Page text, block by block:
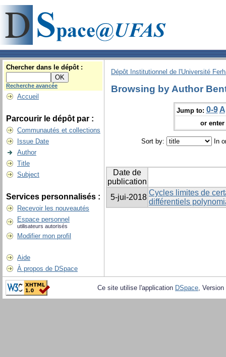
Chercher dans le dépôt :
Recherche avancée
Accueil
Parcourir le dépôt par :
Communautés et collections
Issue Date
Author
Title
Subject
Services personnalisés :
Recevoir les nouveautés
Espace personnel
utilisateurs autorisés
Modifier mon profil
Aide
À propos de DSpace
Dépôt Institutionnel de l'Université
Browsing by Author
Jump to: 0-9 A
or
Sort by: In
Date de
publication
5-jui-2018
Cycles limites de
différentiels
Ce site utilise l'application DSpace,